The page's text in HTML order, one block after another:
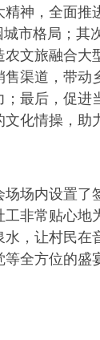
神，全面推
城市格局；其
农文旅融合大
售渠道，带动
最后，促进
化情操，助
场场内设置了
非常贴心地
水，让村民在
全方位的盛